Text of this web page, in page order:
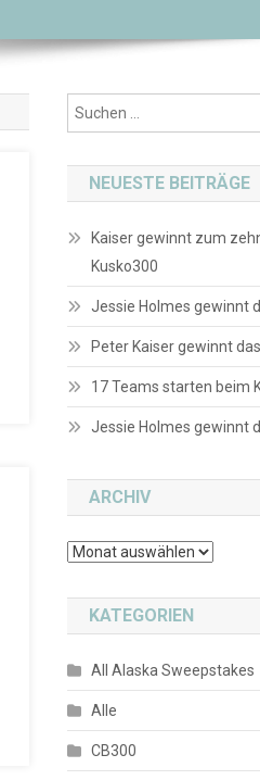
NEUESTE BEITRÄGE
Kaiser gewinnt zum
Kusko300
Jessie Holmes gewinnt
Peter Kaiser gewinnt
17 Teams starten beim
Jessie Holmes gewinnt
ARCHIV
Archiv
KATEGORIEN
All Alaska Sweepstakes
Alle
CB300